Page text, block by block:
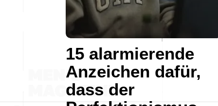
15 alarmierende
Anzeichen dafür,
dass der